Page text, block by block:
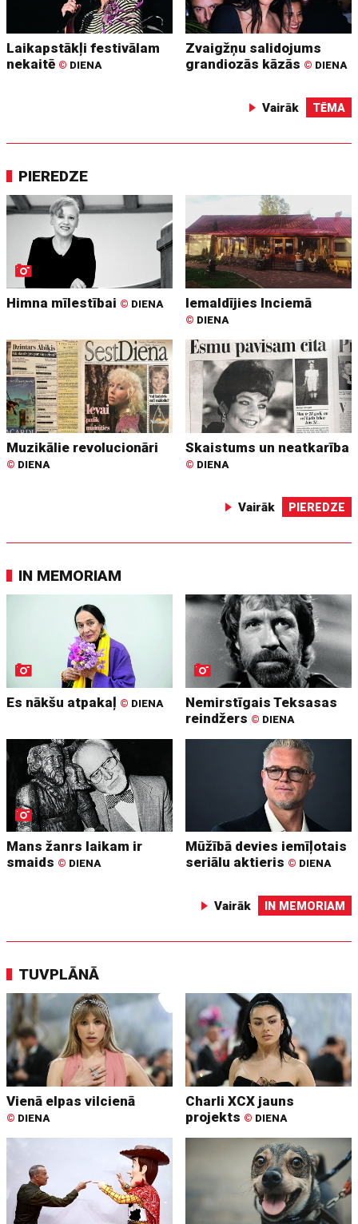
Laikapstākļi festivālam
nekaitē © DIENA
Zvaigžņu salidojums
grandiozās kāzās © DIENA
Vairāk TĒMA
PIEREDZE
Himna mīlestībai © DIENA Iemaldījies Inciemā
© DIENA
Muzikālie revolucionāri
© DIENA
Skaistums un neatkarība
© DIENA
Vairāk PIEREDZE
IN MEMORIAM
Es nākšu atpakaļ © DIENA
Nemirstīgais Teksasas
reindžers © DIENA
Mans žanrs laikam ir
smaids © DIENA
Mūžībā devies iemīļotais
seriālu aktieris © DIENA
Vairāk IN MEMORIAM
TUVPLĀNĀ
Vienā elpas vilcienā
© DIENA
Charli XCX jauns
projekts © DIENA